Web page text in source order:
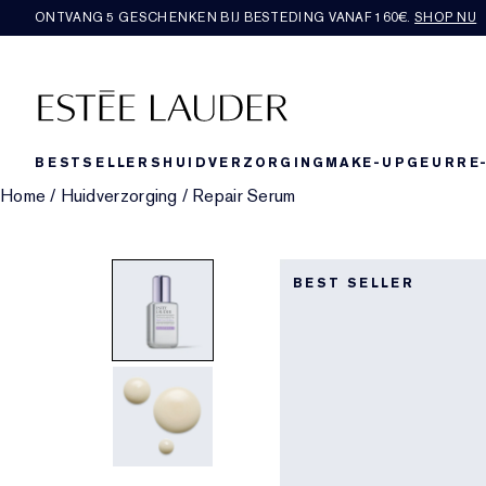
ONTVANG 5 GESCHENKEN BIJ BESTEDING VANAF 160€.SHOP NU
BESTSELLERS HUIDVERZORGING MAKE-UP GEUR
Home / Huidverzorging / Repair Serum
BEST SELLER